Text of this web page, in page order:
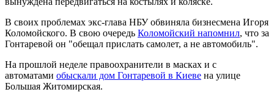
В своих проблемах экс-глава НБУ обвиняла бизнесмена Игоря
Коломойского. В свою очередь Коломойский напомнил, что за
Гонтаревой он "обещал прислать самолет, а не автомобиль".
На прошлой неделе правоохранители в масках и с
автоматами обыскали дом Гонтаревой в Киеве на улице
Большая Житомирская.